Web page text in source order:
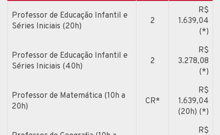
Professor de Educação Infantil e
Séries Iniciais (20h)
2
R$
1.639,04
(*)
Professor de Educação Infantil e
Séries Iniciais (40h)
2
R$
3.278,08
(*)
Professor de Matemática (10h a
20h)
CR*
R$
1.639,04
(20h) (*)
R$